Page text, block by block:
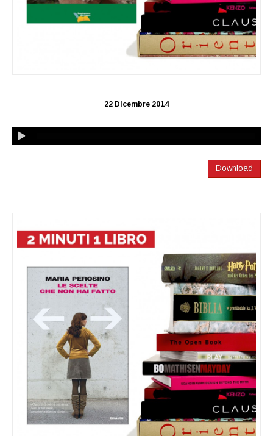
22 Dicembre 2014
Download